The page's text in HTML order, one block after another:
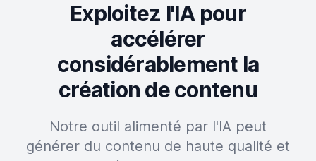
Exploitez l'IA pour
accélérer
considérablement la
création de contenu
Notre outil alimenté par l'IA peut
générer du contenu de haute qualité et